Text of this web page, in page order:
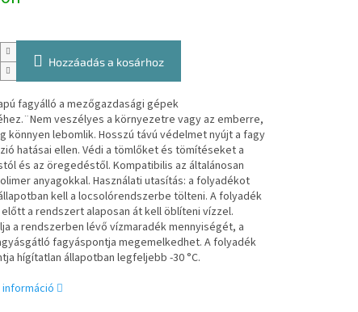
Hozzáadás a kosárhoz
fagyálló a mezőgazdasági gépek
veszélyes a környezetre vagy az emberre,
könnyen lebomlik. Hosszú távú védelmet nyújt a fagy
hatásai ellen. Védi a tömlőket és tömítéseket a
és az öregedéstől. Kompatibilis az általánosan
anyagokkal. Használati utasítás: a folyadékot
kell a locsolórendszerbe tölteni. A folyadék
a rendszert alaposan át kell öblíteni vízzel.
a rendszerben lévő vízmaradék mennyiségét, a
fagyáspontja megemelkedhet. A folyadék
hígítatlan állapotban legfeljebb -30 °C.